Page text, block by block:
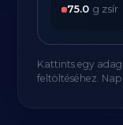
75.0 g zsír
Kattints egy
feltöltéséhez.